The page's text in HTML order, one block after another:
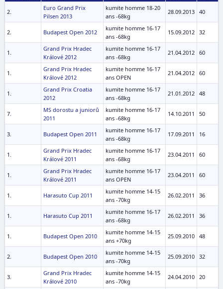
2.
Euro Grand Prix
Pilsen 2013
kumite homme 18-20
ans -68kg
28.09.2013 40
2. Budapest Open 2012
kumite homme 16-17
ans -68kg
15.09.2012 32
1.
Grand Prix Hradec
Králové 2012
kumite homme 16-17
ans -68kg
21.04.2012 60
1.
Grand Prix Hradec
Králové 2012
kumite homme 16-17
ans OPEN
21.04.2012 60
1.
Grand Prix Croatia
2012
kumite homme 16-17
ans -68kg
21.01.2012 48
7.
MS dorostu a juniorů
2011
kumite homme 16-17
ans -68kg
14.10.2011 50
3. Budapest Open 2011
kumite homme 16-17
ans -68kg
17.09.2011 16
1.
Grand Prix Hradec
Králové 2011
kumite homme 16-17
ans -68kg
23.04.2011 60
1.
Grand Prix Hradec
Králové 2011
kumite homme 16-17
ans OPEN
23.04.2011 60
1. Harasuto Cup 2011
kumite homme 14-15
ans -70kg
26.02.2011 36
1. Harasuto Cup 2011
kumite homme 16-17
ans -68kg
26.02.2011 36
1. Budapest Open 2010
kumite homme 14-15
ans +70kg
25.09.2010 48
2. Budapest Open 2010
kumite homme 14-15
ans -70kg
25.09.2010 32
3.
Grand Prix Hradec
Králové 2010
kumite homme 14-15
ans -70kg
24.04.2010 20